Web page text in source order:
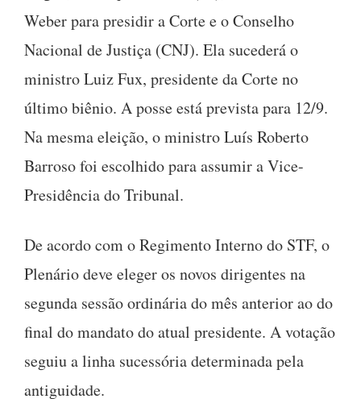
Weber para presidir a Corte e o Conselho
Nacional de Justiça (CNJ). Ela sucederá o
ministro Luiz Fux, presidente da Corte no
último biênio. A posse está prevista para 12/9.
Na mesma eleição, o ministro Luís Roberto
Barroso foi escolhido para assumir a Vice-
Presidência do Tribunal.
De acordo com o Regimento Interno do STF, o
Plenário deve eleger os novos dirigentes na
segunda sessão ordinária do mês anterior ao do
final do mandato do atual presidente. A votação
seguiu a linha sucessória determinada pela
antiguidade.